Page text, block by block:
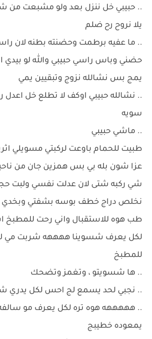
.. حبيبي خل ننزل بعد ولو مشبعت
يلا نروح رح ضلم
.. ما عفيه برطمت وحضنته بطنه لان
حضني وباس راسي حبيبي والله لو بيدي
يمج بس نشالله نزوج وتبقيين يمي
.. نشالله حبيبي اوكف لا تطلع خل اعدل
سويه
.. ماشي حبيبي
طبيت للحمام باوعت لركبتي مسويلي
عزا شون بله بي بس همزين جان من
شي ركبه شتى لان عدلت نفسي ولبت
نخلص دراج خطف بوسه بشفتي وبخدي
طب هوه للاستقبال واني رحت
لكل يعرف شسوينا ههههه شربت مي
للمطبخ
.. ها شسويتو ، وتغمز وتضحك
.. نجبي لحد يسمع لج احس لكل يدري
.. هههههه هوه تره لكل يعرف مو
يمعوده خطيبج